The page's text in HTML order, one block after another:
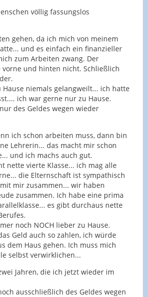
völlig fassungslos
gehen, da ich mich von meinem
und es einfach ein finanzieller
zum Arbeiten zwang. Der
und hinten nicht. Schließlich
niemals gelangweilt... ich hatte
ich war gerne nur zu Hause.
des Geldes wegen wieder
ich schon arbeiten muss, dann bin
Lehrerin... das macht mir schon
und ich machs auch gut.
nette vierte Klasse... ich mag alle
die Elternschaft ist sympathisch
mir zusammen... wir haben
zusammen. Ich habe eine prima
es gibt durchaus nette
noch NOCH lieber zu Hause.
Geld auch so zahlen, ich würde
dem Haus gehen. Ich muss mich
selbst verwirklichen...
Jahren, die ich jetzt wieder im
ausschließlich des Geldes wegen